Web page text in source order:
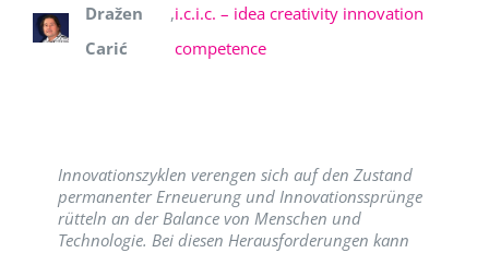
Dražen
Carić
,i.c.i.c. – idea creativity innovation
competence
Innovationszyklen verengen sich auf den Zustand
permanenter Erneuerung und Innovationssprünge
rütteln an der Balance von Menschen und
Technologie. Bei diesen Herausforderungen kann